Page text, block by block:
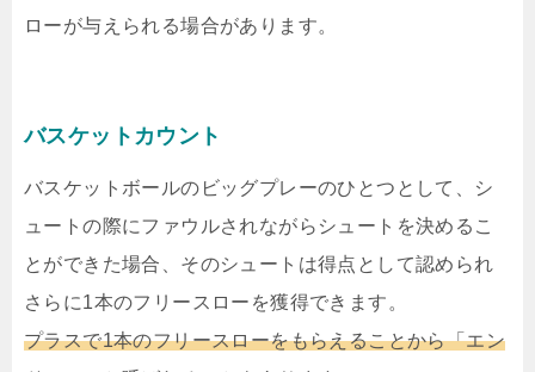
ローが与えられる場合があります。
バスケットカウント
バスケットボールのビッグプレーのひとつとして、シ
ュートの際にファウルされながらシュートを決めるこ
とができた場合、そのシュートは得点として認められ
さらに1本のフリースローを獲得できます。
プラスで1本のフリースローをもらえることから「エン